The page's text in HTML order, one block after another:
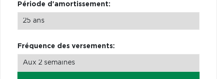
Période d'amortissement:
Fréquence des versements: